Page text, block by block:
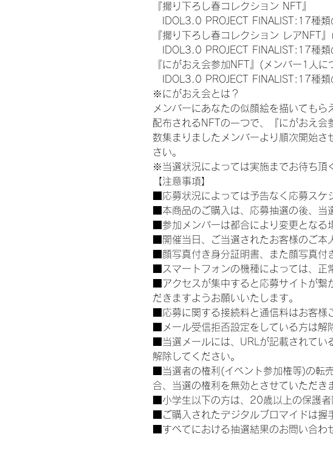
『撮り下ろし春コレクション NFT』
IDOL3.0 PROJECT FINALIST:17種類
『撮り下ろし春コレクション レアNFT
IDOL3.0 PROJECT FINALIST:17種類
『にがおえ会参加NFT』(メンバー1人
IDOL3.0 PROJECT FINALIST:17種類
※にがおえ会とは？
メンバーにあなたの似顔絵を描いても
配布されるNFTの一つで、『にがおえ会
数集まりましたメンバーより順次開始
さい。
※当選状況によっては実施までお待ち頂
【注意事項】
■応募状況によっては予告なく応募スケ
■本商品のご購入は、応募抽選の後、当
■参加メンバーは都合により変更となる
■開催当日、ご当選されたお客様のご本
■顔写真付き身分証明書、また顔写真付
■スマートフォンの機種によっては、正
■アクセスが集中すると応募サイトが繋
だきますようお願いいたします。
■応募に関する接続料と通信料はお客様
■メール受信拒否設定をしている方は解
■当選メールには、URLが記載されて
解除してください。
■当選者の権利(イベント参加権等)の転
合、当選の権利を無効とさせていただき
■小学生以下の方は、20歳以上の保護
■ご購入されたデジタルブロマイドは握
■すべてにおける抽選結果のお問い合わ